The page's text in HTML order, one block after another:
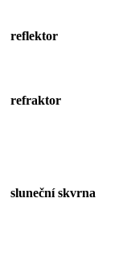
reflektor
refraktor
sluneční skvrna